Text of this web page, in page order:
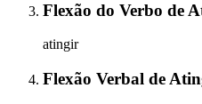
Flexão do Verbo de
atingir
Flexão Verbal de